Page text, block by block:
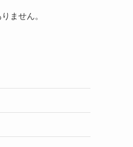
ません。